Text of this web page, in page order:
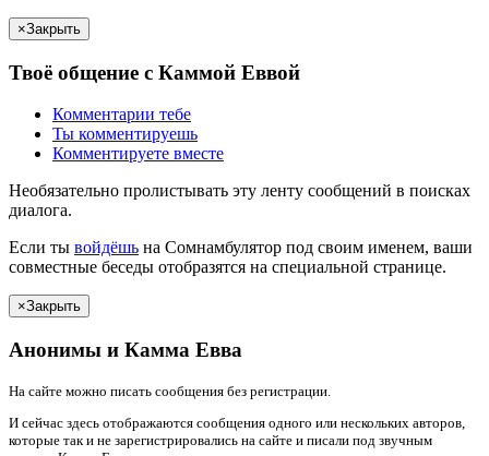
×Закрыть
Твоё общение с Каммой Еввой
Комментарии тебе
Ты комментируешь
Комментируете вместе
Необязательно пролистывать эту ленту сообщений в поисках
диалога.
Если ты войдёшь на Сомнамбулятор под своим именем, ваши
совместные беседы отобразятся на специальной странице.
×Закрыть
Анонимы и Камма Евва
На сайте можно писать сообщения без регистрации.
И сейчас здесь отображаются сообщения одного или нескольких авторов,
которые так и не зарегистрировались на сайте и писали под звучным